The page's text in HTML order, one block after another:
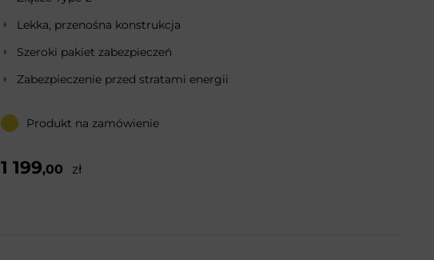
Lekka, przenośna konstrukcja
Szeroki pakiet zabezpieczeń
Zabezpieczenie przed stratami energii
Produkt na zamówienie
1 199,00 zł